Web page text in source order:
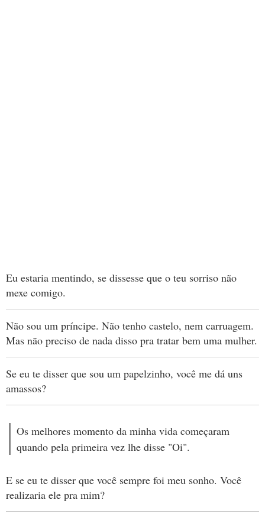
Eu estaria mentindo, se dissesse que o teu sorriso não
mexe comigo.
Não sou um príncipe. Não tenho castelo, nem carruagem.
Mas não preciso de nada disso pra tratar bem uma mulher.
Se eu te disser que sou um papelzinho, você me dá uns
amassos?
Os melhores momento da minha vida começaram
quando pela primeira vez lhe disse "Oi".
E se eu te disser que você sempre foi meu sonho. Você
realizaria ele pra mim?